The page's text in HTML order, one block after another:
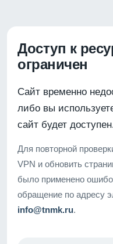
Доступ к
ограничен
Сайт временно
либо вы
сайт будет
Для повторной
VPN и обновить
было применено
обращение по адресу
info@tnmk.ru.